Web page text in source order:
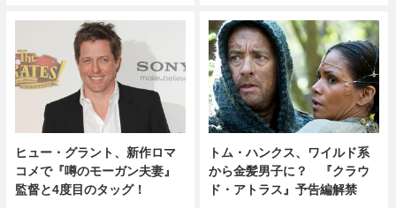
ヒュー・グラント、新作ロマ
コメで『噂のモーガン夫妻』
監督と4度目のタッグ！
トム・ハンクス、ワイルド系
から金髪男子に？ 『クラウ
ド・アトラス』予告編解禁